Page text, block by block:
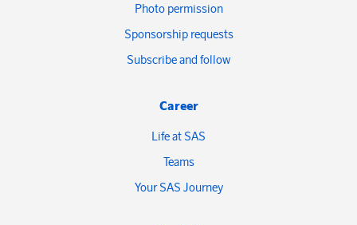
Photo permission
Sponsorship requests
Subscribe and follow
Career
Life at SAS
Teams
Your SAS Journey